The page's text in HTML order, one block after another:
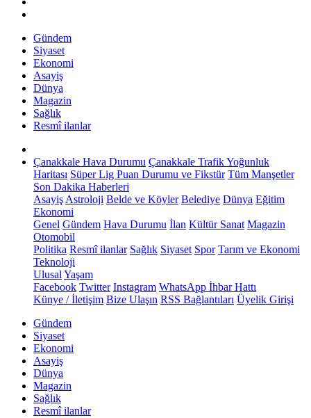
Gündem
Siyaset
Ekonomi
Asayiş
Dünya
Magazin
Sağlık
Resmî ilanlar
Çanakkale Hava Durumu Çanakkale Trafik Yoğunluk
Haritası Süper Lig Puan Durumu ve Fikstür Tüm Manşetler
Son Dakika Haberleri
Asayiş Astroloji Belde ve Köyler Belediye Dünya Eğitim
Ekonomi
Genel Gündem Hava Durumu İlan Kültür Sanat Magazin
Otomobil
Politika Resmî ilanlar Sağlık Siyaset Spor Tarım ve Ekonomi
Teknoloji
Ulusal Yaşam
Facebook Twitter Instagram WhatsApp İhbar Hattı
Künye / İletişim Bize Ulaşın RSS Bağlantıları Üyelik Girişi
Gündem
Siyaset
Ekonomi
Asayiş
Dünya
Magazin
Sağlık
Resmî ilanlar